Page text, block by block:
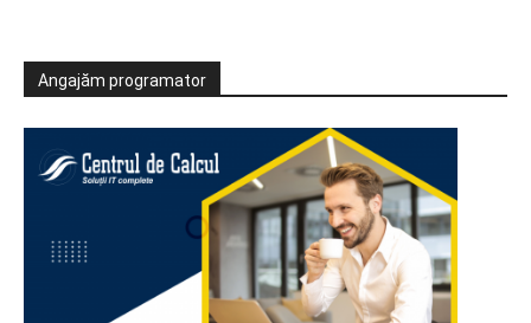
Angajăm programator